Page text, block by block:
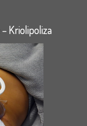
Kriolipoliza